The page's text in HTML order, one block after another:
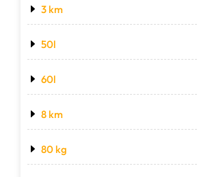
3 km
50l
60l
8 km
80 kg